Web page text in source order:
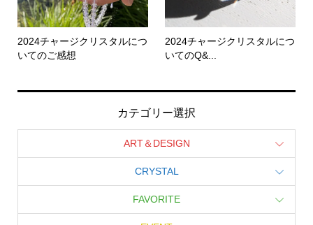
2024チャージクリスタルにつ
いてのご感想
2024チャージクリスタルにつ
いてのQ&...
カテゴリー選択
ART＆DESIGN
CRYSTAL
FAVORITE